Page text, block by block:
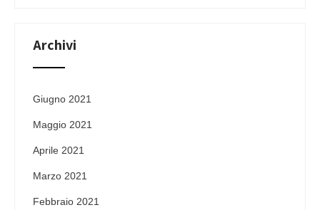
Archivi
Giugno 2021
Maggio 2021
Aprile 2021
Marzo 2021
Febbraio 2021